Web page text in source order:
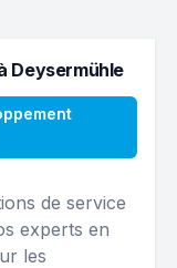
Deysermühle
de service
experts en
les